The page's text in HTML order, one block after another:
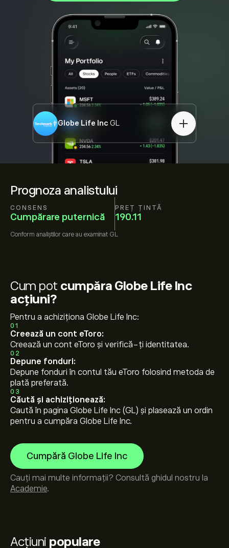
Prognoza analistului
CONSENS
Cumpărare puternică
PREȚ ȚINTĂ
190.11
Conform analiștilor care au examinat GL
Globe Life Inc GL
Acțiuni populare
Cum pot cumpăra Globe Life Inc
acțiuni?
Pentru a achiziționa Globe Life Inc:
01
Creează un cont eToro:
Creează un cont eToro și verifică-ți identitatea.
02
Depune fonduri:
Depune fonduri în contul tău eToro folosind metoda de
plată preferată.
03
Căută și achiziționează:
Caută în pagina Globe Life Inc (GL) și plasează un ordin
pentru a cumpăra Globe Life Inc.
Cumpără Globe Life Inc
Cauți mai multe informații? Consultă ghidul nostru la
Academie.